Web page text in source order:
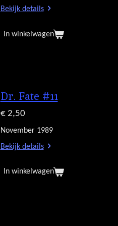
Bekijk details
In winkelwagen
Dr. Fate #11
€ 2,50
November 1989
Bekijk details
In winkelwagen